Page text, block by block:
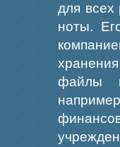
для всех
ноты.
файлы